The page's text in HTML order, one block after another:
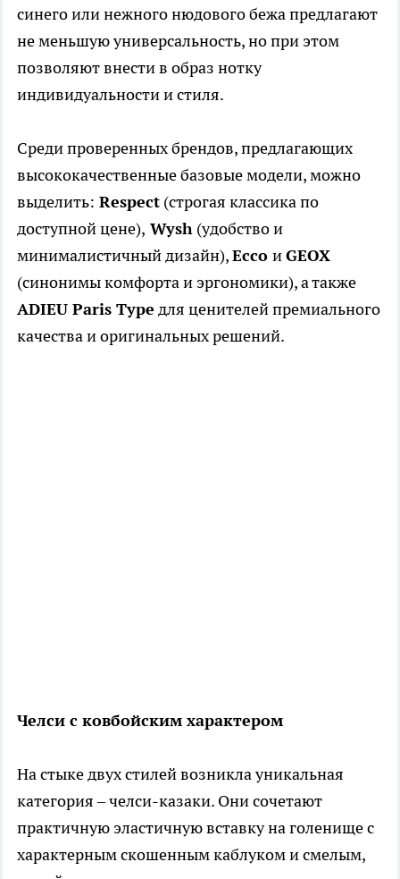
синего или нежного нюдового бежа предлагают
не меньшую универсальность, но при этом
позволяют внести в образ нотку
индивидуальности и стиля.
Среди проверенных брендов, предлагающих
высококачественные базовые модели, можно
выделить: Respect (строгая классика по
доступной цене), Wysh (удобство и
минималистичный дизайн),Ecco иGEOX
(синонимы комфорта и эргономики), а также
ADIEU Paris Type для ценителей премиального
качества и оригинальных решений.
Челси с ковбойским характером
На стыке двух стилей возникла уникальная
категория – челси-казаки. Они сочетают
практичную эластичную вставку на голенище с
характерным скошенным каблуком и смелым,